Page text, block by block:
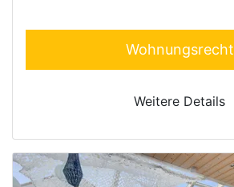
Wohnungsrecht
Weitere Details